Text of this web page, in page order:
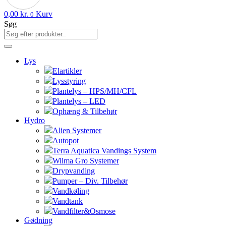
0,00 kr. 0 Kurv
Søg
Lys
Elartikler
Lysstyring
Plantelys – HPS/MH/CFL
Plantelys – LED
Ophæng & Tilbehør
Hydro
Alien Systemer
Autopot
Terra Aquatica Vandings System
Wilma Gro Systemer
Drypvanding
Pumper – Div. Tilbehør
Vandkøling
Vandtank
Vandfilter&Osmose
Gødning